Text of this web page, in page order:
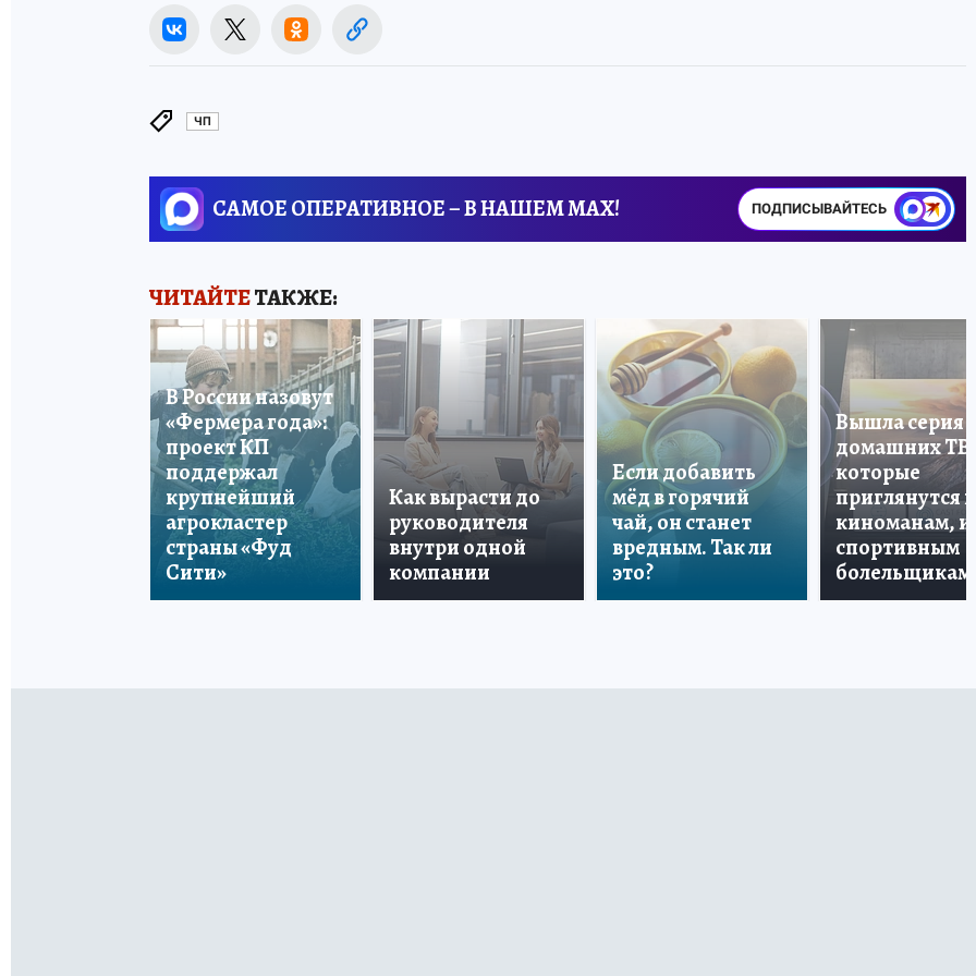
ЧП
САМОЕ ОПЕРАТИВНОЕ – В НАШЕМ MAX! ПОДПИСЫВАЙТЕСЬ
ЧИТАЙТЕТАКЖЕ:
В России назовут
«Фермера года»:
проект КП
поддержал
крупнейший
агрокластер
страны «Фуд
Сити»
Как вырасти до
руководителя
внутри одной
компании
Если добавить
мёд в горячий
чай, он станет
вредным. Так ли
это?
Вышла серия
домашних ТВ,
которые
приглянутся и
киноманам, и
спортивным
болельщикам